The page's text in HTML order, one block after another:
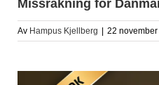
Missräkning för
Av Hampus Kjellberg 22